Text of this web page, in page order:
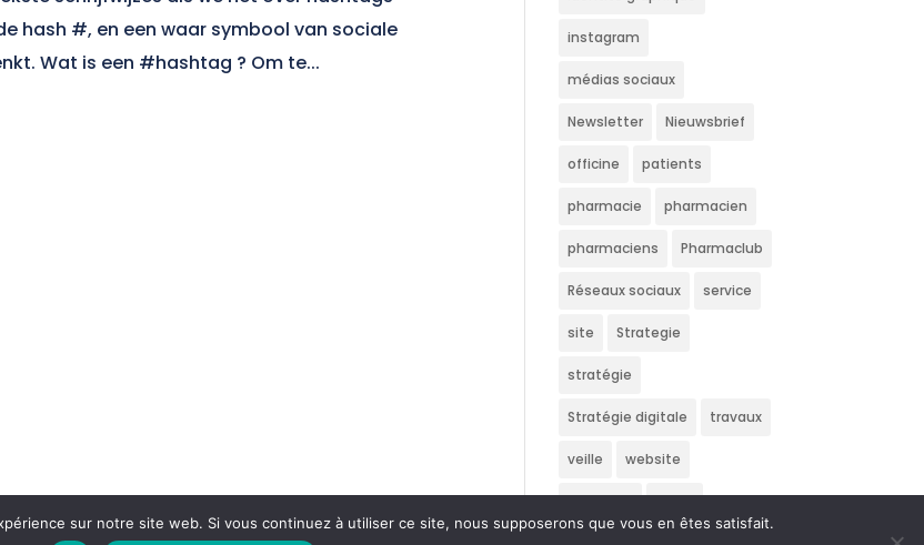
hash #, en een waar symbool van sociale
Wat is een #hashtag ? Om te...
instagram
médias sociaux
Newsletter Nieuwsbrief
officine patients
pharmacie pharmacien
pharmaciens Pharmaclub
Réseaux sociaux service
site Strategie
stratégie
Stratégie digitale travaux
veille website
Wedstrijd écran
sur notre site web. Si vous continuez à utiliser ce site, nous supposerons que vous en êtes satisfait.